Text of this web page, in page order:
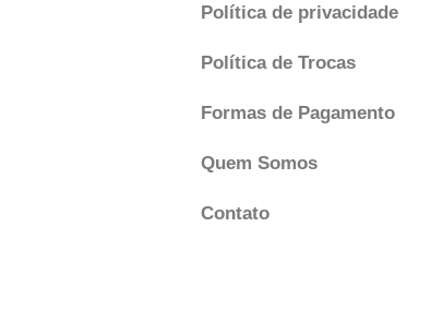
quantidade
Política de privacidade
Política de Trocas
Formas de Pagamento
Quem Somos
Contato